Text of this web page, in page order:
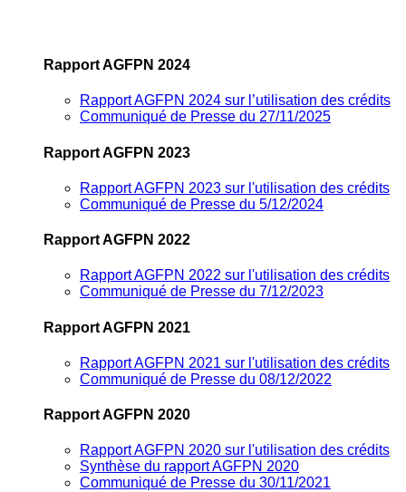
Rapport AGFPN 2024
Rapport AGFPN 2024 sur l’utilisation des crédits
Communiqué de Presse du 27/11/2025
Rapport AGFPN 2023
Rapport AGFPN 2023 sur l'utilisation des crédits
Communiqué de Presse du 5/12/2024
Rapport AGFPN 2022
Rapport AGFPN 2022 sur l'utilisation des crédits
Communiqué de Presse du 7/12/2023
Rapport AGFPN 2021
Rapport AGFPN 2021 sur l'utilisation des crédits
Communiqué de Presse du 08/12/2022
Rapport AGFPN 2020
Rapport AGFPN 2020 sur l'utilisation des crédits
Synthèse du rapport AGFPN 2020
Communiqué de Presse du 30/11/2021